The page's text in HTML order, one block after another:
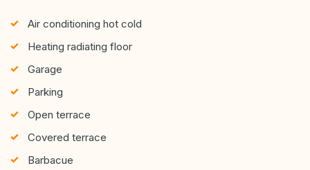
Air conditioning hot cold
Heating radiating floor
Garage
Parking
Open terrace
Covered terrace
Barbacue